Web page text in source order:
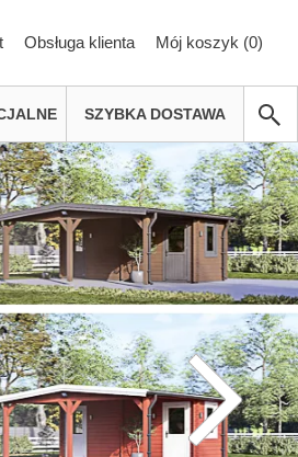
Obsługa klienta Mój koszyk (0)
SZYBKA DOSTAWA